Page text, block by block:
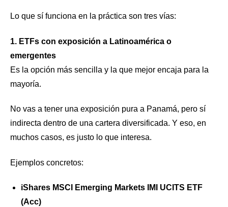
Lo que sí funciona en la práctica son tres vías:
1. ETFs con exposición a Latinoamérica o
emergentes
Es la opción más sencilla y la que mejor encaja para la
mayoría.
No vas a tener una exposición pura a Panamá, pero sí
indirecta dentro de una cartera diversificada. Y eso, en
muchos casos, es justo lo que interesa.
Ejemplos concretos:
iShares MSCI Emerging Markets IMI UCITS ETF
(Acc)